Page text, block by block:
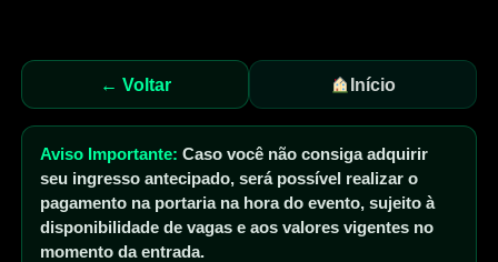
← Voltar Início
Aviso Importante: Caso você não consiga adquirir
seu ingresso antecipado, será possível realizar o
pagamento na portaria na hora do evento, sujeito à
disponibilidade de vagas e aos valores vigentes no
momento da entrada.